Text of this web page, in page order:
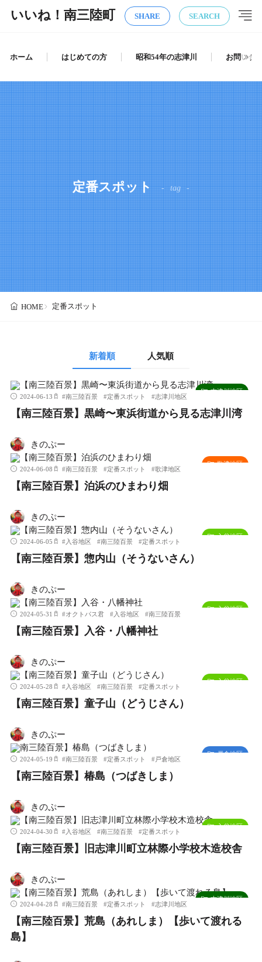
いいね！南三陸町 SHARE SEARCH
ホーム はじめての方 昭和54年の志津川 お問い合
定番スポット tag
HOME 定番スポット
新着順 人気順
志津川地区
2024-06-13 #南三陸百景 #定番スポット #志津川地区
【南三陸百景】黒崎〜東浜街道から見る志津川湾
きのぷー
歌津地区
2024-06-08 #南三陸百景 #定番スポット #歌津地区
【南三陸百景】泊浜のひまわり畑
きのぷー
入谷地区
2024-06-05 # 入谷地区 #南三陸百景 #定番スポット
【南三陸百景】惣内山（そうないさん）
きのぷー
入谷地区
2024-05-31 #オクトパス君 # 入谷地区 #南三陸百景
【南三陸百景】入谷・八幡神社
きのぷー
入谷地区
2024-05-28 # 入谷地区 #南三陸百景 #定番スポット
【南三陸百景】童子山（どうじさん）
きのぷー
戸倉地区
2024-05-19 #南三陸百景 #定番スポット # 戸倉地区
【南三陸百景】椿島（つばきしま）
きのぷー
入谷地区
2024-04-30 # 入谷地区 #南三陸百景 #定番スポット
【南三陸百景】旧志津川町立林際小学校木造校舎
きのぷー
志津川地区
2024-04-28 #南三陸百景 #定番スポット #志津川地区
【南三陸百景】荒島（あれしま）【歩いて渡れる
島】